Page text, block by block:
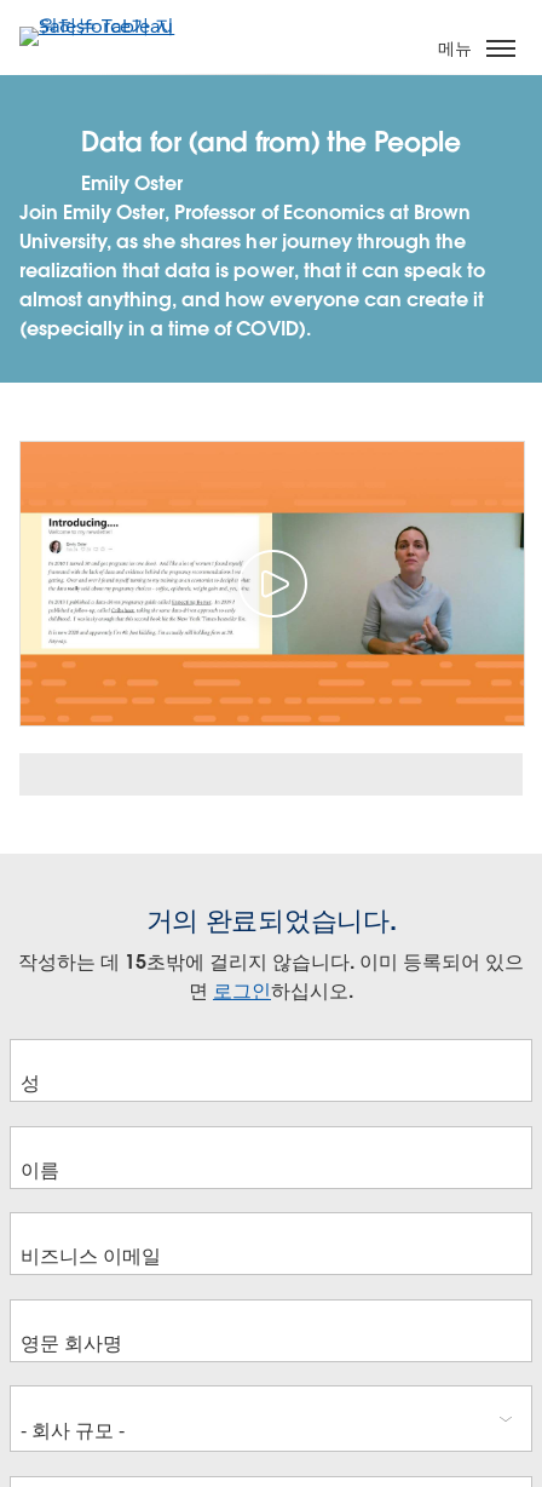
요
콘
너
메뉴
Data for (and from) the People
Emily Oster
Join Emily Oster, Professor of Economics at Brown
University, as she shares her journey through the
realization that data is power, that it can speak to
almost anything, and how everyone can create it
(especially in a time of COVID).
거의 완료되었습니다.
작성하는 데 15초밖에 걸리지 않습니다. 이미 등록되어 있으
면 로그인하십시오.